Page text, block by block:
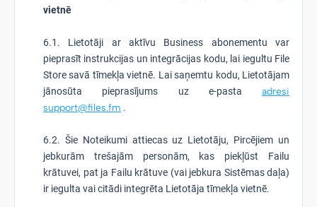
vietnē
6.1. Lietotāji ar aktīvu Business abonementu var
pieprasīt instrukcijas un integrācijas kodu, lai iegultu File
Store savā tīmekļa vietnē. Lai saņemtu kodu, Lietotājam
jānosūta pieprasījums uz e-pasta adresi
support@files.fm .
6.2. Šie Noteikumi attiecas uz Lietotāju, Pircējiem un
jebkurām trešajām personām, kas piekļūst Failu
krātuvei, pat ja Failu krātuve (vai jebkura Sistēmas daļa)
ir iegulta vai citādi integrēta Lietotāja tīmekļa vietnē.